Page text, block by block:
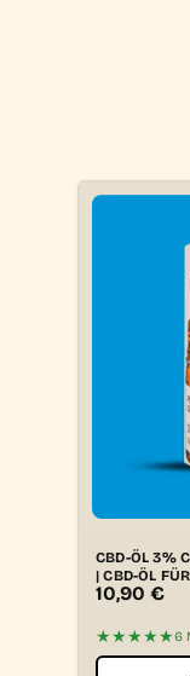
CBD-ÖL 3%
| CBD-ÖL
10,90 €
★★★★★6